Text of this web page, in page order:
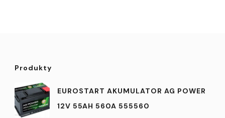
Produkty
EUROSTART AKUMULATOR AG POWER
12V 55AH 560A 555560